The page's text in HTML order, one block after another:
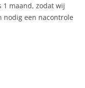
1 maand, zodat wij
een nacontrole